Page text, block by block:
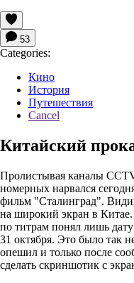
53
Categories:
Кино
История
Путешествия
Cancel
Китайский
Пролистывая каналы
номерных нарвался
фильм "Сталинград".
на широкий экран в
по титрам понял лишь
31 октября. Это было так
опешил и только после
сделать скриншотик с